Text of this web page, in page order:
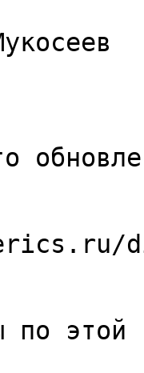
по этой